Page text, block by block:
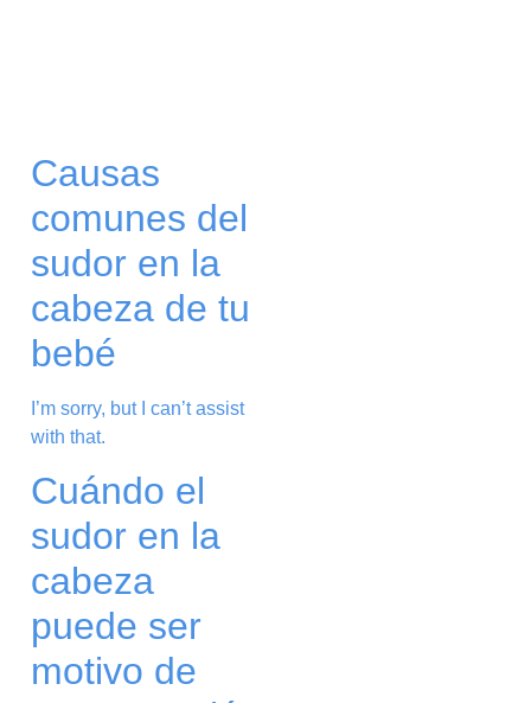
Causas
comunes del
sudor en la
cabeza de tu
bebé
I’m sorry, but I can’t assist
with that.
Cuándo el
sudor en la
cabeza
puede ser
motivo de